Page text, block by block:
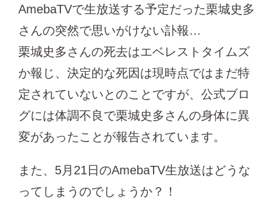
AmebaTVで生放送する予定だった栗城史多
さんの突然で思いがけない訃報…
栗城史多さんの死去はエベレストタイムズ
か報じ、決定的な死因は現時点ではまだ特
定されていないとのことですが、公式ブロ
グには体調不良で栗城史多さんの身体に異
変があったことが報告されています。
また、5月21日のAmebaTV生放送はどうな
ってしまうのでしょうか？！